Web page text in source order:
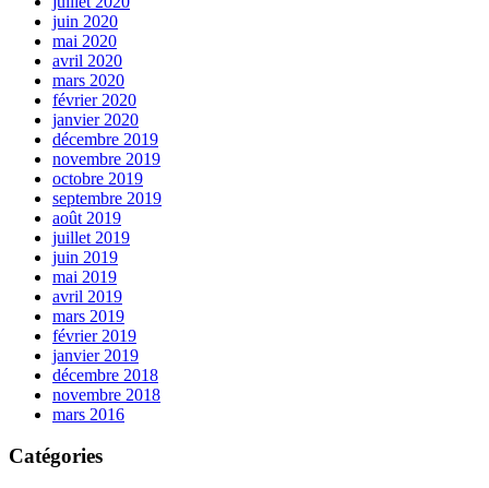
juin 2020
mai 2020
avril 2020
mars 2020
février 2020
janvier 2020
décembre 2019
novembre 2019
octobre 2019
septembre 2019
août 2019
juillet 2019
juin 2019
mai 2019
avril 2019
mars 2019
février 2019
janvier 2019
décembre 2018
novembre 2018
mars 2016
Catégories